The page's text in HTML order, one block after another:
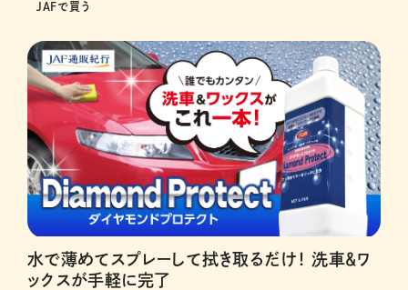
JAFで買う
水で薄めてスプレーして拭き取るだけ！ 洗車＆ワ
ックスが手軽に完了